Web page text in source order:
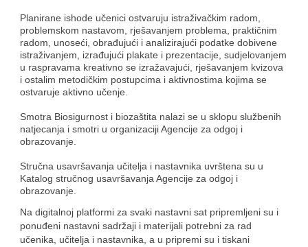
Planirane ishode učenici ostvaruju istraživačkim radom,
problemskom nastavom, rješavanjem problema, praktičnim
radom, unoseći, obrađujući i analizirajući podatke dobivene
istraživanjem, izrađujući plakate i prezentacije, sudjelovanjem
u raspravama kreativno se izražavajući, rješavanjem kvizova
i ostalim metodičkim postupcima i aktivnostima kojima se
ostvaruje aktivno učenje.
Smotra Biosigurnost i biozaštita nalazi se u sklopu službenih
natjecanja i smotri u organizaciji Agencije za odgoj i
obrazovanje.
Stručna usavršavanja učitelja i nastavnika uvrštena su u
Katalog stručnog usavršavanja Agencije za odgoj i
obrazovanje.
Na digitalnoj platformi za svaki nastavni sat pripremljeni su i
ponuđeni nastavni sadržaji i materijali potrebni za rad
učenika, učitelja i nastavnika, a u pripremi su i tiskani